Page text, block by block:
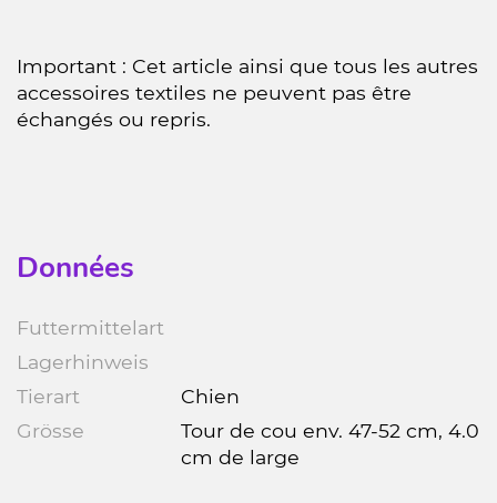
Important : Cet article ainsi que tous les autres
accessoires textiles ne peuvent pas être
échangés ou repris.
Données
Futtermittelart
Lagerhinweis
Tierart
Chien
Grösse
Tour de cou env. 47-52 cm, 4.0
cm de large